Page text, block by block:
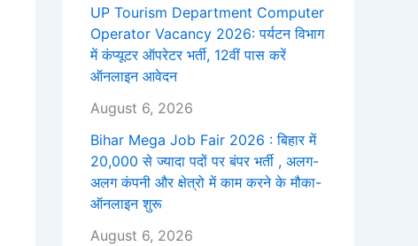
UP Tourism Department Computer
Operator Vacancy 2026: पर्यटन विभाग
में कंप्यूटर ऑपरेटर भर्ती, 12वीं पास करें
ऑनलाइन आवेदन
August 6, 2026
Bihar Mega Job Fair 2026 : बिहार में
20,000 से ज्यादा पदों पर बंपर भर्ती , अलग-
अलग कंपनी और क्षेत्रो में काम करने के मौका-
ऑनलाइन शुरू
August 6, 2026